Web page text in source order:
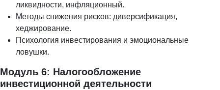
ликвидности, инфляционный.
Методы снижения рисков: диверсификация,
хеджирование.
Психология инвестирования и эмоциональные
ловушки.
Модуль 6: Налогообложение
инвестиционной деятельности